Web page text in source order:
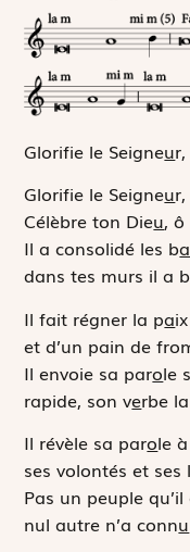
Glorifie le Seigneu
Glorifie le Seigneu
Célèbre ton Dieu, ô
Il a consolidé les ba
dans tes murs il a
Il fait régner la pa
et d’un pain de
Il envoie sa parole
rapide, son verbe
Il révèle sa parole
ses volontés et ses
Pas un peuple
nul autre n’a connu